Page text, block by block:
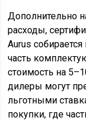
Дополнительно
расходы,
Aurus
часть
стоимость на
дилеры могут
льготными
покупки, где